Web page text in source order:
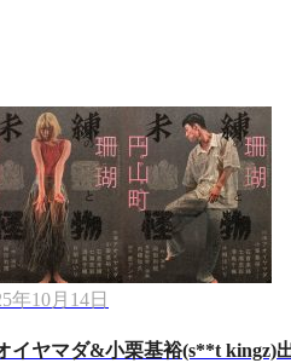
年10月14日
イヤマダ&小栗基裕(s**t